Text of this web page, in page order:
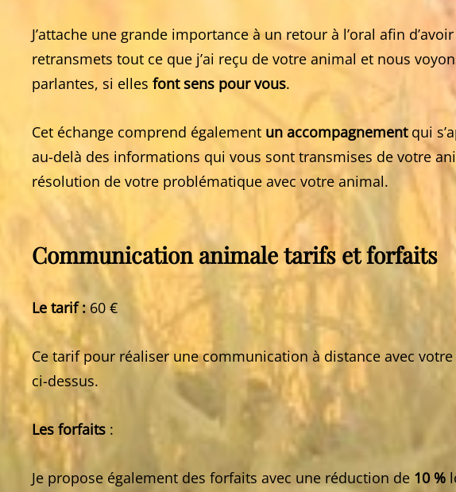
J’attache une grande importance à un retour à l’oral afin d’avoir
retransmets tout ce que j’ai reçu de votre animal et nous
parlantes, si elles font sens pour vous.
Cet échange comprend également un accompagnement qui
au-delà des informations qui vous sont transmises de votre
résolution de votre problématique avec votre animal.
Communication animale tarifs et forfaits
Le tarif : ​60 €
Ce tarif pour réaliser une communication à distance avec
ci-dessus.
Les forfaits :
​Je propose également des forfaits avec une réduction de 10 %